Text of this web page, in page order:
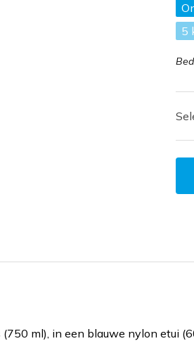
5
ml), in een blauwe nylon etui